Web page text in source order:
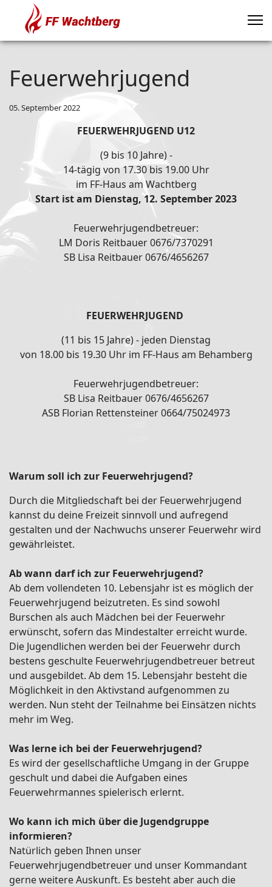
Feuerwehrjugend
05. September 2022
FEUERWEHRJUGEND U12
(9 bis 10 Jahre) -
14-tägig von 17.30 bis 19.00 Uhr
im FF-Haus am Wachtberg
Start ist am Dienstag, 12. September 2023
Feuerwehrjugendbetreuer:
LM Doris Reitbauer 0676/7370291
SB Lisa Reitbauer 0676/4656267
FEUERWEHRJUGEND
(11 bis 15 Jahre) - jeden Dienstag
von 18.00 bis 19.30 Uhr im FF-Haus am Behamberg
Feuerwehrjugendbetreuer:
SB Lisa Reitbauer 0676/4656267
ASB Florian Rettensteiner 0664/75024973
Warum soll ich zur Feuerwehrjugend?
Durch die Mitgliedschaft bei der Feuerwehrjugend
kannst du deine Freizeit sinnvoll und aufregend
gestalten und der Nachwuchs unserer Feuerwehr wird
gewährleistet.
Ab wann darf ich zur Feuerwehrjugend?
Ab dem vollendeten 10. Lebensjahr ist es möglich der
Feuerwehrjugend beizutreten. Es sind sowohl
Burschen als auch Mädchen bei der Feuerwehr
erwünscht, sofern das Mindestalter erreicht wurde.
Die Jugendlichen werden bei der Feuerwehr durch
bestens geschulte Feuerwehrjugendbetreuer betreut
und ausgebildet. Ab dem 15. Lebensjahr besteht die
Möglichkeit in den Aktivstand aufgenommen zu
werden. Nun steht der Teilnahme bei Einsätzen nichts
mehr im Weg.
Was lerne ich bei der Feuerwehrjugend?
Es wird der gesellschaftliche Umgang in der Gruppe
geschult und dabei die Aufgaben eines
Feuerwehrmannes spielerisch erlernt.
Wo kann ich mich über die Jugendgruppe
informieren?
Natürlich geben Ihnen unser
Feuerwehrjugendbetreuer und unser Kommandant
gerne weitere Auskunft. Es besteht aber auch die